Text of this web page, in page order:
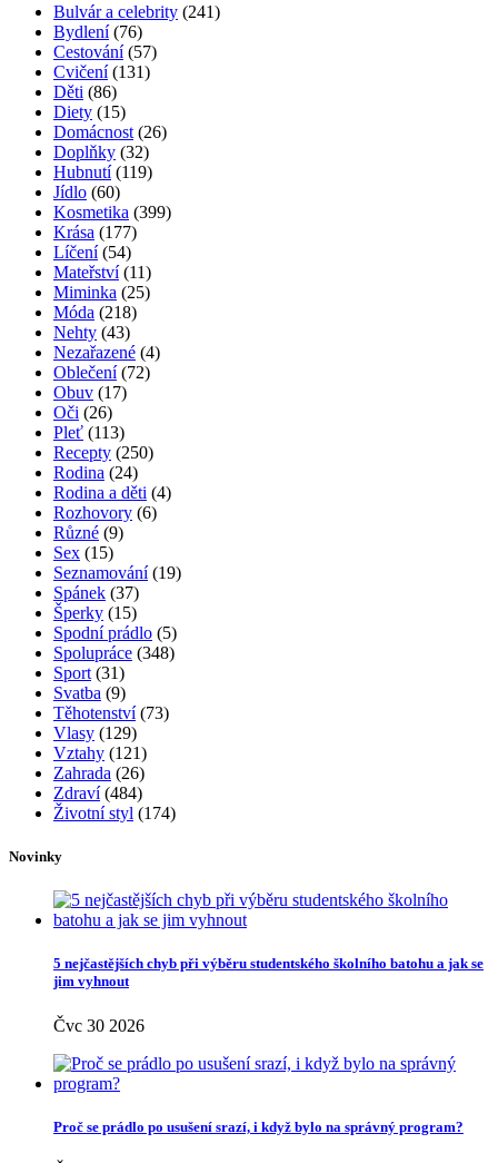
Bulvár a celebrity (241)
Bydlení(76)
Cestování(57)
Cvičení(131)
Děti (86)
Diety (15)
Domácnost (26)
Doplňky (32)
Hubnutí(119)
Jídlo (60)
Kosmetika (399)
Krása (177)
Líčení(54)
Mateřství(11)
Miminka (25)
Móda (218)
Nehty (43)
Nezařazené (4)
Oblečení(72)
Obuv (17)
Oči (26)
Pleť (113)
Recepty (250)
Rodina (24)
Rodina a děti (4)
Rozhovory (6)
Různé (9)
Sex (15)
Seznamování(19)
Spánek (37)
Šperky (15)
Spodní prádlo (5)
Spolupráce (348)
Sport (31)
Svatba (9)
Těhotenství(73)
Vlasy (129)
Vztahy (121)
Zahrada (26)
Zdraví(484)
Životní styl (174)
Novinky
5 nejčastějších chyb při výběru studentského školního batohu a jak se
jim vyhnout
Čvc 30 2026
Proč se prádlo po usušení srazí, i když bylo na správný program?